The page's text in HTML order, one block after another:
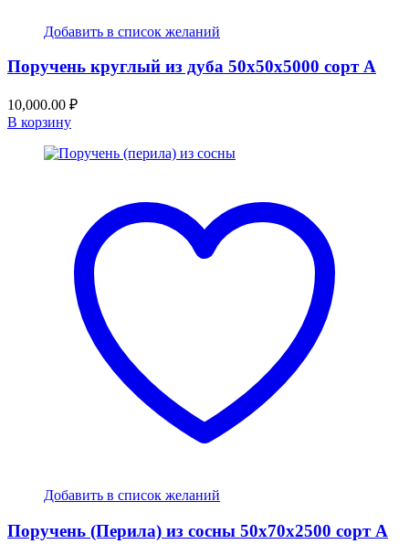
Добавить в список желаний
Поручень круглый из дуба 50x50x5000 сорт А
10,000.00 ₽
В корзину
Добавить в список желаний
Поручень (Перила) из сосны 50x70x2500 сорт А